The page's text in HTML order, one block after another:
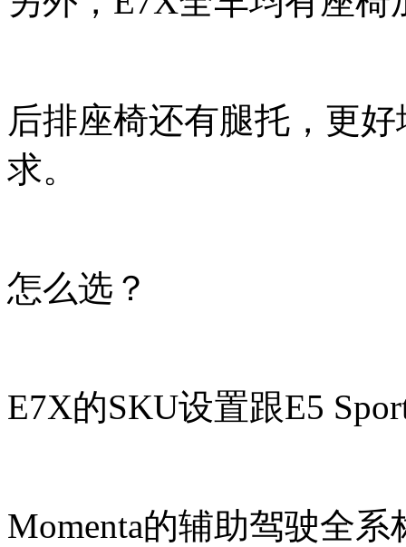
后排座椅还有腿托，更
求。
怎么选？
E7X的SKU设置跟E5
Momenta的辅助驾驶全